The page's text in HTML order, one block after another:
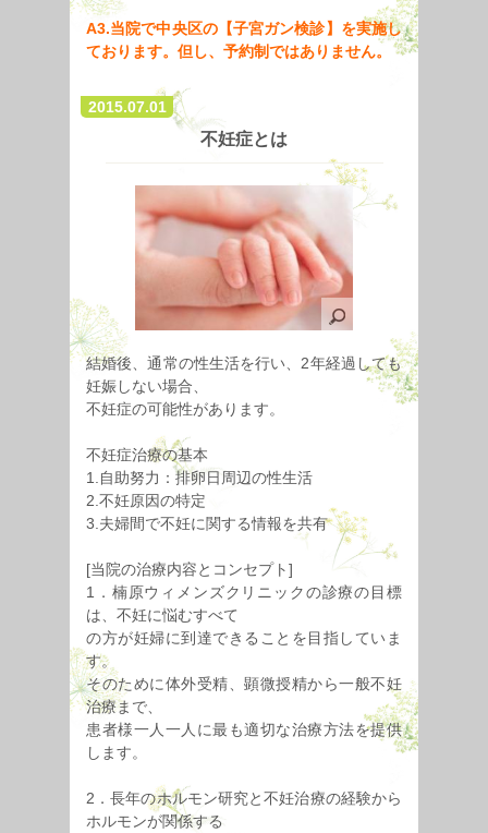
A3.当院で中央区の【子宮ガン検診】を実施し
ております。但し、予約制ではありません。
2015.07.01
不妊症とは
結婚後、通常の性生活を行い、2年経過しても
妊娠しない場合、
不妊症の可能性があります。
不妊症治療の基本
1.自助努力：排卵日周辺の性生活
2.不妊原因の特定
3.夫婦間で不妊に関する情報を共有
[当院の治療内容とコンセプト]
1．楠原ウィメンズクリニックの診療の目標
は、不妊に悩むすべて
の方が妊婦に到達できることを目指していま
す。
そのために体外受精、顕微授精から一般不妊
治療まで、
患者様一人一人に最も適切な治療方法を提供
します。
2．長年のホルモン研究と不妊治療の経験から
ホルモンが関係する